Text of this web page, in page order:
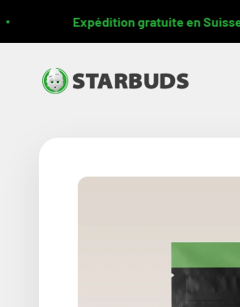
Expédition gratuite en Suisse !
Starbuds CBD - Le Goût de la Qualité